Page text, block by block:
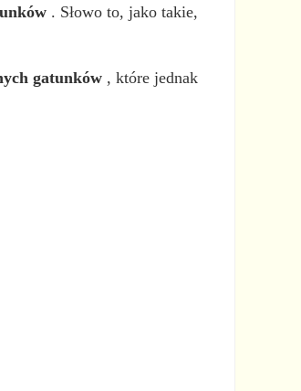
. Słowo to, jako takie,
gatunków , które jednak